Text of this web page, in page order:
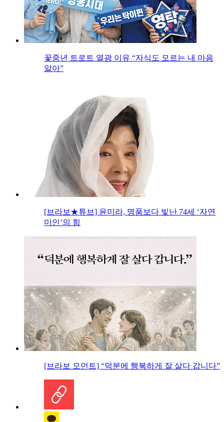
꽃중년 트로트 열광 이유 “자식도 모르는 내 마음
알아”
[브라보★튜브] 윤미라, 명품보다 빛난 74세 ‘자연
미인’의 힘
[브라보 모먼트] “덕분에 행복하게 잘 살다 갑니다”